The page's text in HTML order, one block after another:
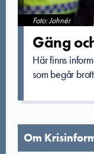
Foto: Johnér
Gäng
Här finns
som begår
Om